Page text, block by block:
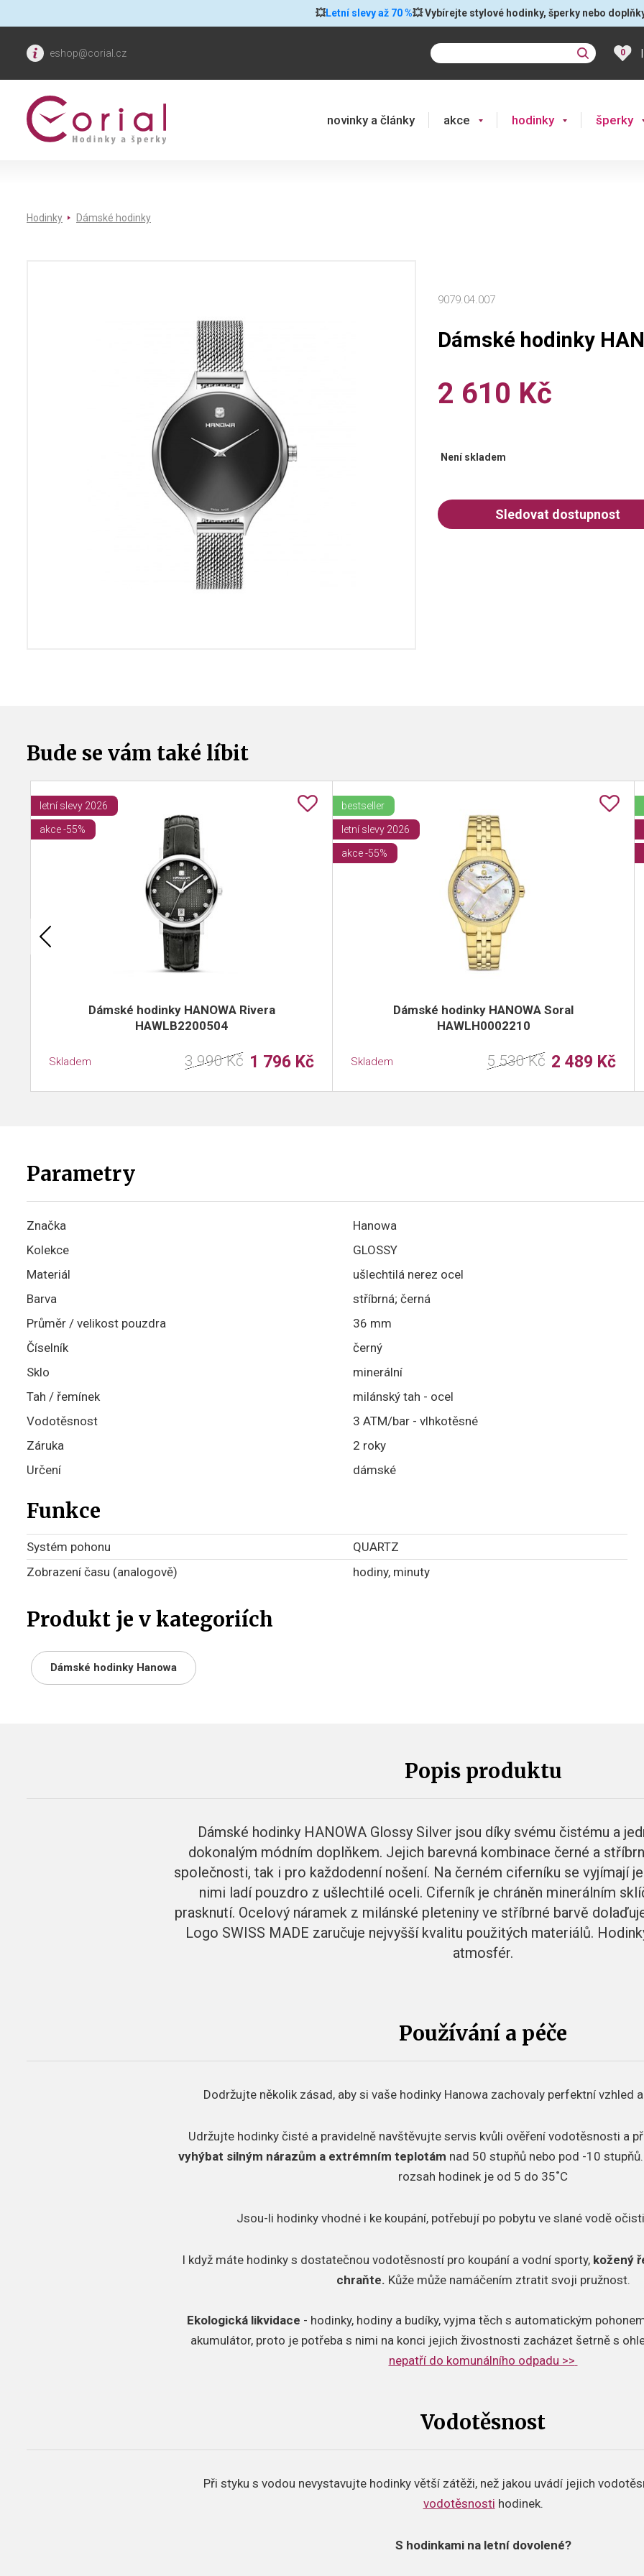
💥Letní slevy až 70 %💥 Vybírejte stylové hodinky, šperky nebo
eshop@corial.cz 0 |
novinky a články akce hodinky šperky
Hodinky Dámské hodinky
9079.04.007
Dámské hodinky
2 610 Kč
Není skladem
Bude se vám také líbit
Dámské hodinky HANOWA Rivera
HAWLB2200504
letní slevy 2026
akce -55%
Skladem 3 990 Kč 1 796 Kč
Dámské hodinky HANOWA Soral
HAWLH0002210
bestseller
letní slevy 2026
akce -55%
Skladem 5 530 Kč 2 489 Kč
Parametry
Značka
Hanowa
Kolekce
GLOSSY
Materiál
ušlechtilá nerez ocel
Barva
stříbrná; černá
Průměr / velikost pouzdra
36 mm
Číselník
černý
Sklo
minerální
Tah / řemínek
milánský tah - ocel
Vodotěsnost
3 ATM/bar - vlhkotěsné
Záruka
2 roky
Určení
dámské
Funkce
Systém pohonu
QUARTZ
Zobrazení času (analogově)
hodiny, minuty
Produkt je v kategoriích
Dámské hodinky Hanowa
Popis produktu
Dámské hodinky HANOWA Glossy Silver jsou díky svému čistému a
dokonalým módním doplňkem. Jejich barevná kombinace černé a
společnosti, tak i pro každodenní nošení. Na černém ciferníku se vyjímají
nimi ladí pouzdro z ušlechtilé oceli. Ciferník je chráněn minerálním
prasknutí. Ocelový náramek z milánské pleteniny ve stříbrné barvě
Logo SWISS MADE zaručuje nejvyšší kvalitu použitých materiálů.
atmosfér.
Používání a péče
Dodržujte několik zásad, aby si vaše hodinky Hanowa zachovaly perfektní vzhled
Udržujte hodinky čisté a pravidelně navštěvujte servis kvůli ověření vodotěsnosti a
vyhýbat silným nárazům a extrémním teplotám nad 50 stupňů nebo pod -10 stupňů.
rozsah hodinek je od 5 do 35˚C
Jsou-li hodinky vhodné i ke koupání, potřebují po pobytu ve slané vodě
I když máte hodinky s dostatečnou vodotěsností pro koupání a vodní sporty, kožený
chraňte. Kůže může namáčením ztratit svoji pružnost.
Ekologická likvidace - hodinky, hodiny a budíky, vyjma těch s automatickým
akumulátor, proto je potřeba s nimi na konci jejich živostnosti zacházet šetrně s
nepatří do komunálního odpadu >>
Vodotěsnost
Při styku s vodou nevystavujte hodinky větší zátěži, než jakou uvádí jejich
vodotěsnosti hodinek.
S hodinkami na letní dovolené?